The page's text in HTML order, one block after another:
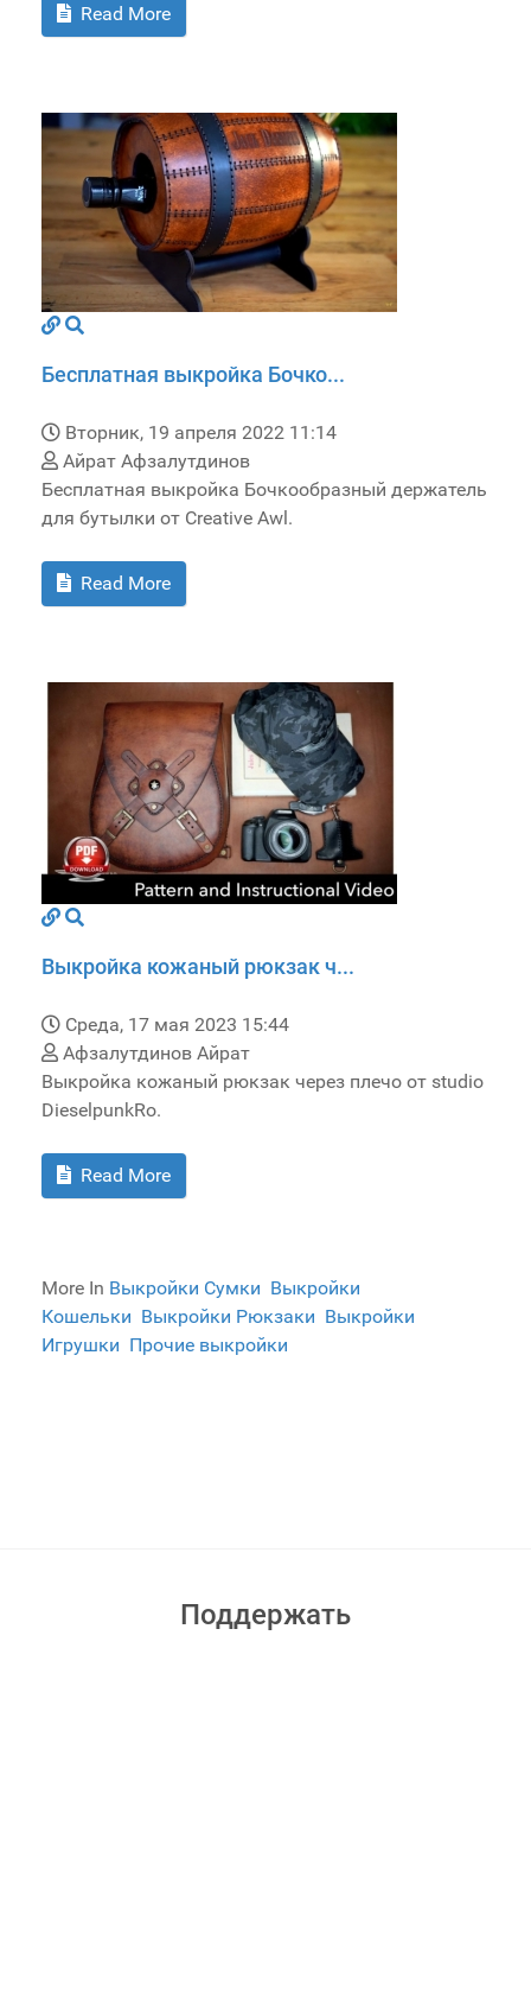
Read More
Бесплатная выкройка Бочко...
Вторник, 19 апреля 2022 11:14
Айрат Афзалутдинов
Бесплатная выкройка Бочкообразный держатель
для бутылки от Creative Awl.
Read More
Выкройка кожаный рюкзак ч...
Среда, 17 мая 2023 15:44
Афзалутдинов Айрат
Выкройка кожаный рюкзак через плечо от studio
DieselpunkRo.
Read More
More In Выкройки Сумки Выкройки
Кошельки Выкройки Рюкзаки Выкройки
Игрушки Прочие выкройки
Поддержать